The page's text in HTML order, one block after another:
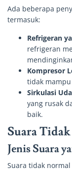
Ada beberapa
termasuk:
Refrigeran
refrigeran
Kompresor
tidak
Sirkulasi
yang rusak
baik.
Suara
Jenis Suara
Suara tidak